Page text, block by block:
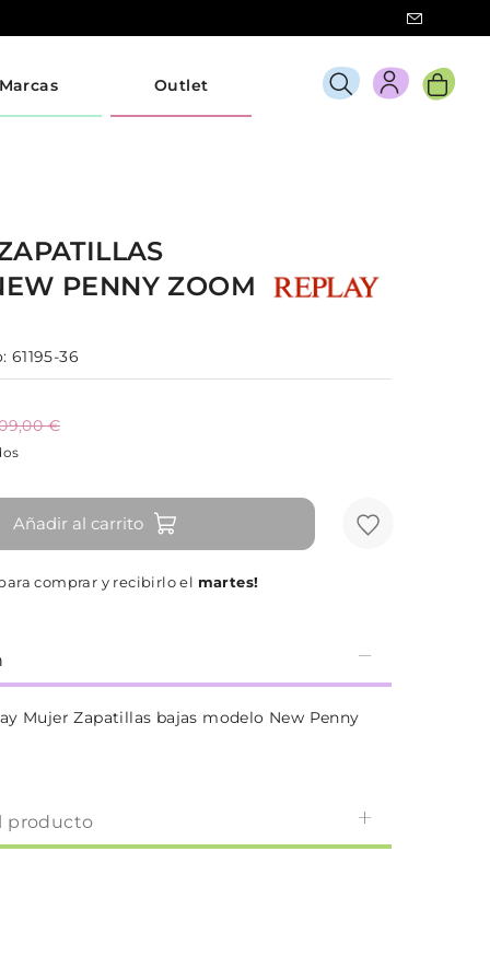
Marcas Outlet
PENNY ZOOM
61195-36
€
Añadir al carrito
comprar y recibirlo el martes!
Mujer Zapatillas bajas modelo New Penny
producto